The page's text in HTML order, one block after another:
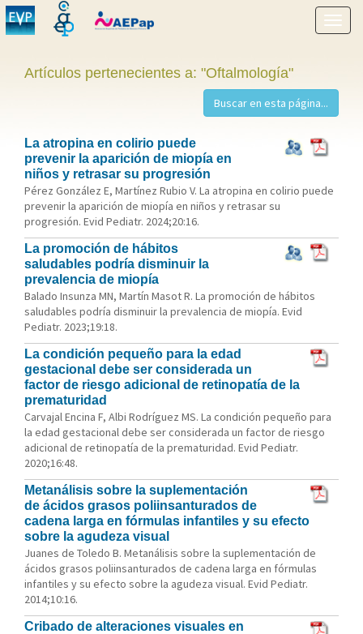
menú
Artículos pertenecientes a: "Oftalmología"
La atropina en colirio puede
prevenir la aparición de miopía en
niños y retrasar su progresión
Pérez González E, Martínez Rubio V. La atropina en colirio puede
prevenir la aparición de miopía en niños y retrasar su
progresión. Evid Pediatr. 2024;20:16.
La promoción de hábitos
saludables podría disminuir la
prevalencia de miopía
Balado Insunza MN, Martín Masot R. La promoción de hábitos
saludables podría disminuir la prevalencia de miopía. Evid
Pediatr. 2023;19:18.
La condición pequeño para la edad
gestacional debe ser considerada un
factor de riesgo adicional de retinopatía de la
prematuridad
Carvajal Encina F, Albi Rodríguez MS. La condición pequeño para
la edad gestacional debe ser considerada un factor de riesgo
adicional de retinopatía de la prematuridad. Evid Pediatr.
2020;16:48.
Metanálisis sobre la suplementación
de ácidos grasos poliinsanturados de
cadena larga en fórmulas infantiles y su efecto
sobre la agudeza visual
Juanes de Toledo B. Metanálisis sobre la suplementación de
ácidos grasos poliinsanturados de cadena larga en fórmulas
infantiles y su efecto sobre la agudeza visual. Evid Pediatr.
2014;10:16.
Cribado de alteraciones visuales en